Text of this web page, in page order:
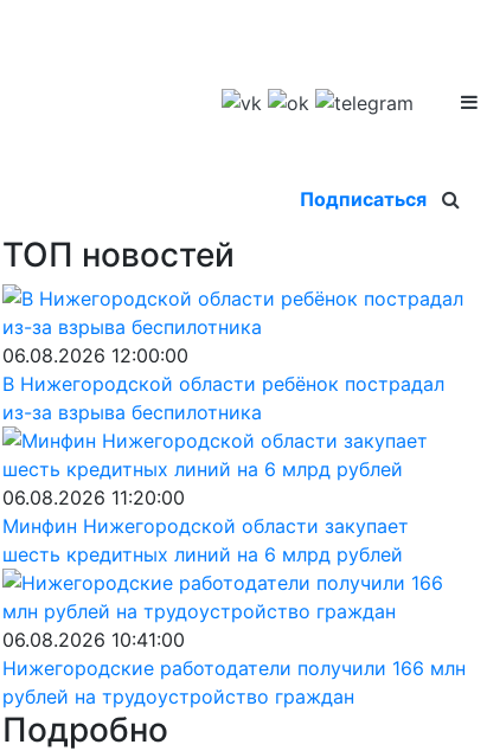
Подписаться
ТОП новостей
06.08.2026 12:00:00
В Нижегородской области ребёнок пострадал
из-за взрыва беспилотника
06.08.2026 11:20:00
Минфин Нижегородской области закупает
шесть кредитных линий на 6 млрд рублей
06.08.2026 10:41:00
Нижегородские работодатели получили 166 млн
рублей на трудоустройство граждан
Подробно